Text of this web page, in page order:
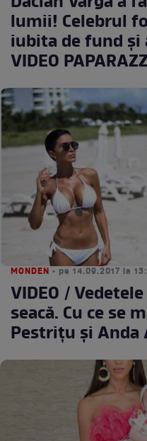
lumii! Celebrul
iubita de fund şi
VIDEO
MONDEN • pe 14.09.2017 la
VIDEO /
seacă. Cu ce se
Pestrițu și Anda